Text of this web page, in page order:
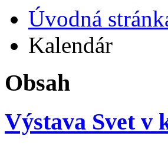
Úvodná
Kalendár
Obsah
Výstava Svet v